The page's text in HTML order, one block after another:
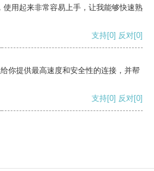
用起来非常容易上手，让我能够快速熟
支持[0] 反对[0]
你提供最高速度和安全性的连接，并帮
支持[0] 反对[0]